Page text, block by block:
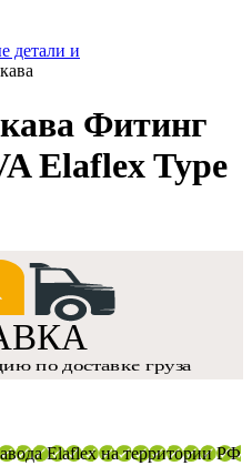
детали и
Фитинг
Elaflex Type
Elaflex на территории РФ